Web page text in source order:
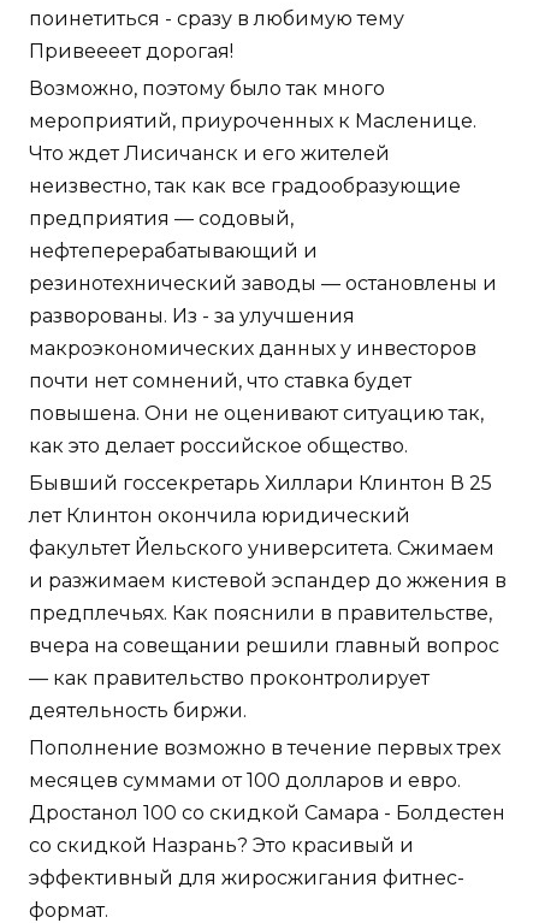
поинетиться - сразу в любимую тему
Привеееет дорогая!
Возможно, поэтому было так много
мероприятий, приуроченных к Масленице.
Что ждет Лисичанск и его жителей
неизвестно, так как все градообразующие
предприятия — содовый,
нефтеперерабатывающий и
резинотехнический заводы — остановлены и
разворованы. Из - за улучшения
макроэкономических данных у инвесторов
почти нет сомнений, что ставка будет
повышена. Они не оценивают ситуацию так,
как это делает российское общество.
Бывший госсекретарь Хиллари Клинтон В 25
лет Клинтон окончила юридический
факультет Йельского университета. Сжимаем
и разжимаем кистевой эспандер до жжения в
предплечьях. Как пояснили в правительстве,
вчера на совещании решили главный вопрос
— как правительство проконтролирует
деятельность биржи.
Пополнение возможно в течение первых трех
месяцев суммами от 100 долларов и евро.
Дростанол 100 со скидкой Самара - Болдестен
со скидкой Назрань? Это красивый и
эффективный для жиросжигания фитнес-
формат.